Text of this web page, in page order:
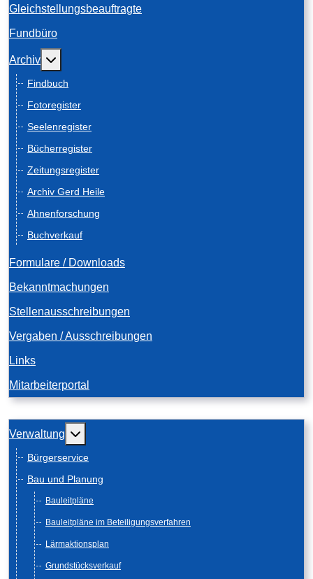
Gleichstellungsbeauftragte
Fundbüro
Archiv Weitere Informationen: Archiv
Findbuch
Fotoregister
Seelenregister
Bücherregister
Zeitungsregister
Archiv Gerd Heile
Ahnenforschung
Buchverkauf
Formulare / Downloads
Bekanntmachungen
Stellenausschreibungen
Vergaben / Ausschreibungen
Links
Mitarbeiterportal
Verwaltung Weitere Informationen: Verwaltung
Bürgerservice
Bau und Planung
Bauleitpläne
Bauleitpläne im Beteiligungsverfahren
Lärmaktionsplan
Grundstücksverkauf